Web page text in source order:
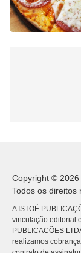
Copyright © 2026
Todos os direitos
A ISTOÉ
vinculação editorial
PUBLICACÕES
realizamos